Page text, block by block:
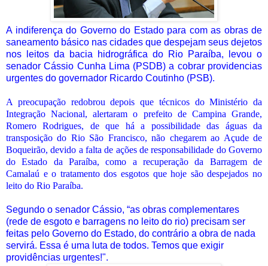
A indiferença do Governo do Estado para com as obras de
saneamento básico nas cidades que despejam seus dejetos
nos leitos da bacia hidrográfica do Rio Paraíba, levou o
senador Cássio Cunha Lima (PSDB) a cobrar providencias
urgentes do governador Ricardo Coutinho (PSB).
A preocupação redobrou depois que técnicos do Ministério da
Integração Nacional, alertaram o prefeito de Campina Grande,
Romero Rodrigues, de que há a possibilidade das águas da
transposição do Rio São Francisco, não chegarem ao Açude de
Boqueirão, devido a falta de ações de responsabilidade do Governo
do Estado da Paraíba, como a recuperação da Barragem de
Camalaú e o tratamento dos esgotos que hoje são despejados no
leito do Rio Paraíba.
Segundo o senador Cássio, “as obras complementares
(rede de esgoto e barragens no leito do rio) precisam ser
feitas pelo Governo do Estado, do contrário a obra de nada
servirá. Essa é uma luta de todos. Temos que exigir
providências urgentes!".